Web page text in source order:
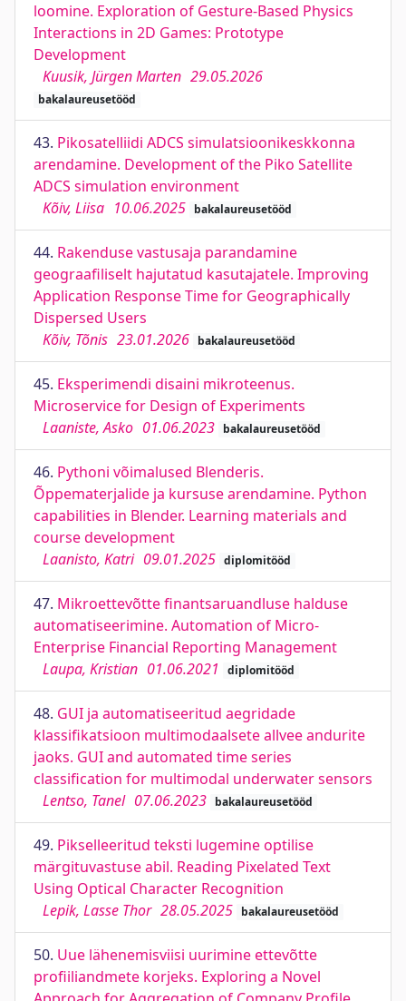
loomine. Exploration of Gesture-Based Physics
Interactions in 2D Games: Prototype
Development
Kuusik, Jürgen Marten 29.05.2026
bakalaureusetööd
43. Pikosatelliidi ADCS simulatsioonikeskkonna
arendamine. Development of the Piko Satellite
ADCS simulation environment
Kõiv, Liisa 10.06.2025 bakalaureusetööd
44. Rakenduse vastusaja parandamine
geograafiliselt hajutatud kasutajatele. Improving
Application Response Time for Geographically
Dispersed Users
Kõiv, Tõnis 23.01.2026 bakalaureusetööd
45. Eksperimendi disaini mikroteenus.
Microservice for Design of Experiments
Laaniste, Asko 01.06.2023 bakalaureusetööd
46. Pythoni võimalused Blenderis.
Õppematerjalide ja kursuse arendamine. Python
capabilities in Blender. Learning materials and
course development
Laanisto, Katri 09.01.2025 diplomitööd
47. Mikroettevõtte finantsaruandluse halduse
automatiseerimine. Automation of Micro-
Enterprise Financial Reporting Management
Laupa, Kristian 01.06.2021 diplomitööd
48. GUI ja automatiseeritud aegridade
klassifikatsioon multimodaalsete allvee andurite
jaoks. GUI and automated time series
classification for multimodal underwater sensors
Lentso, Tanel 07.06.2023 bakalaureusetööd
49. Pikselleeritud teksti lugemine optilise
märgituvastuse abil. Reading Pixelated Text
Using Optical Character Recognition
Lepik, Lasse Thor 28.05.2025 bakalaureusetööd
50. Uue lähenemisviisi uurimine ettevõtte
profiiliandmete korjeks. Exploring a Novel